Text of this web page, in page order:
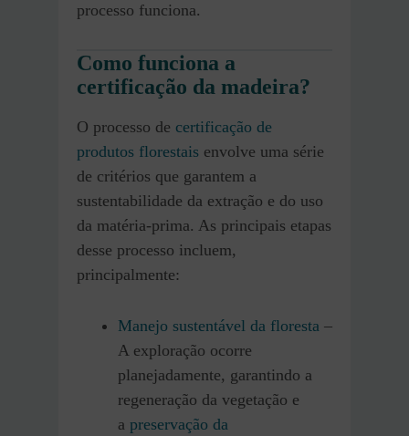
processo funciona.
Como funciona a
certificação da madeira?
O processo de certificação de
produtos florestais envolve uma série
de critérios que garantem a
sustentabilidade da extração e do uso
da matéria-prima. As principais etapas
desse processo incluem,
principalmente:
Manejo sustentável da floresta –
A exploração ocorre
planejadamente, garantindo a
regeneração da vegetação e
a preservação da